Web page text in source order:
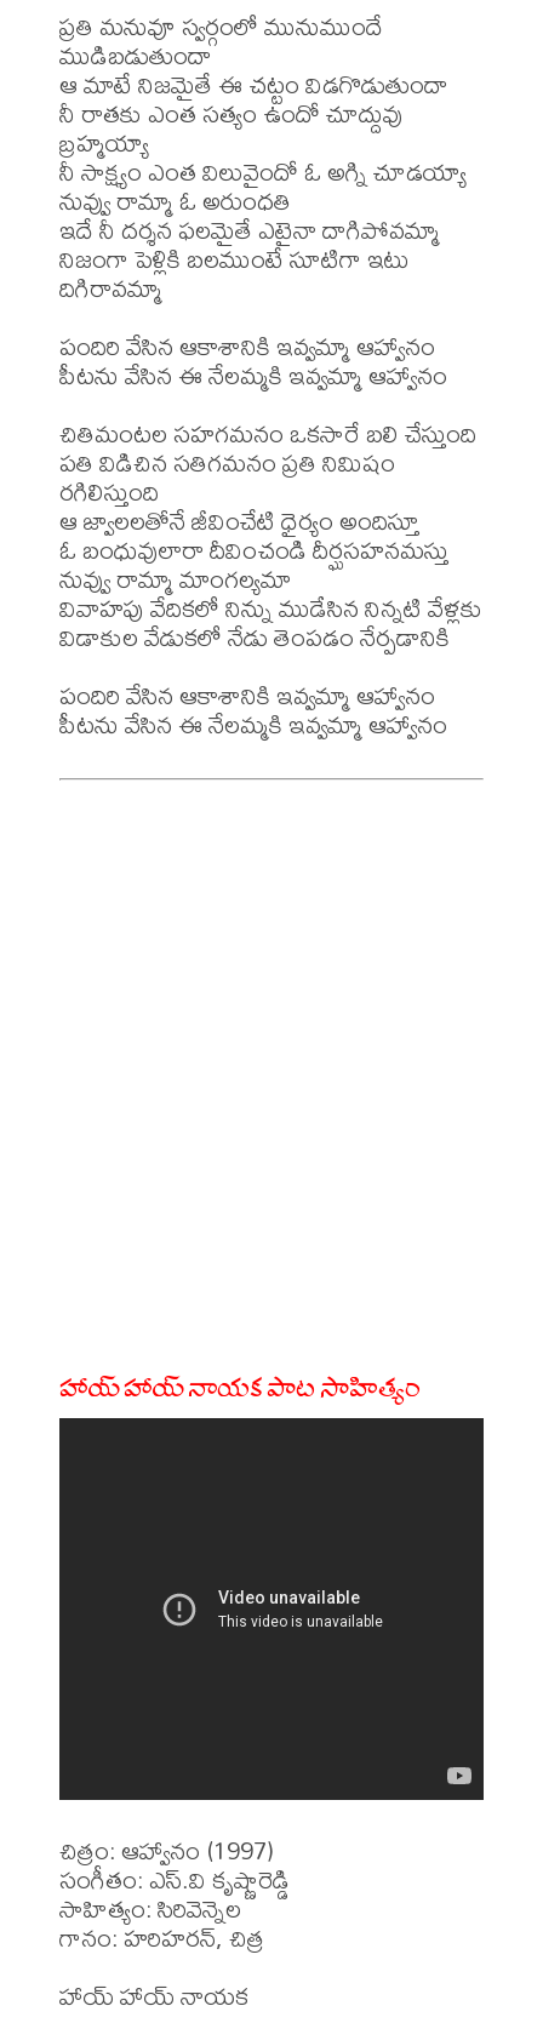
ప్రతి మనువూ స్వర్గంలో మునుముందే
ముడిబడుతుందా
ఆ మాటే నిజమైతే ఈ చట్టం విడగొడుతుందా
నీ రాతకు ఎంత సత్యం ఉందో చూద్దువు
బ్రహ్మయ్యా
నీ సాక్ష్యం ఎంత విలువైందో ఓ అగ్ని చూడయ్యా
నువ్వు రామ్మా ఓ అరుంధతి
ఇదే నీ దర్శన ఫలమైతే ఎటైనా దాగిపోవమ్మా
నిజంగా పెళ్లికి బలముంటే సూటిగా ఇటు
దిగిరావమ్మా
పందిరి వేసిన ఆకాశానికి ఇవ్వమ్మా ఆహ్వానం
పీటను వేసిన ఈ నేలమ్మకి ఇవ్వమ్మా ఆహ్వానం
చితిమంటల సహగమనం ఒకసారే బలి చేస్తుంది
పతి విడిచిన సతిగమనం ప్రతి నిమిషం
రగిలిస్తుంది
ఆ జ్వాలలతోనే జీవించేటి ధైర్యం అందిస్తూ
ఓ బంధువులారా దీవించండి దీర్ఘసహనమస్తు
నువ్వు రామ్మా మాంగల్యమా
వివాహపు వేదికలో నిన్ను ముడేసిన నిన్నటి వేళ్లకు
విడాకుల వేడుకలో నేడు తెంపడం నేర్పడానికి
పందిరి వేసిన ఆకాశానికి ఇవ్వమ్మా ఆహ్వానం
హాయ్ హాయ్ నాయక పాట సాహిత్యం
చిత్రం: ఆహ్వానం (1997)
సంగీతం: ఎస్.వి కృష్ణారెడ్డి
సాహిత్యం: సిరివెన్నెల
గానం: హరిహరన్, చిత్ర
హాయ్ హాయ్ నాయక